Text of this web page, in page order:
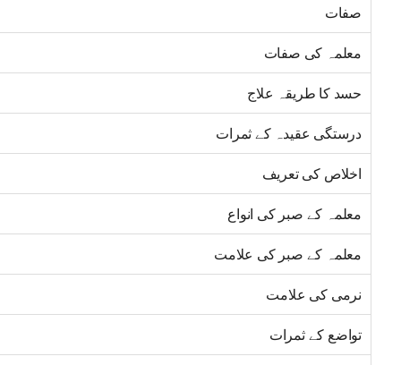
صفات
معلمہ کی صفات
حسد کا طریقہ علاج
درستگی عقیدہ کے ثمرات
اخلاص کی تعریف
معلمہ کے صبر کی انواع
معلمہ کے صبر کی علامت
نرمی کی علامت
تواضع کے ثمرات